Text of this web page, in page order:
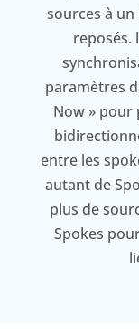
sources à
reposés.
paramètres
Now »
entre les
autant de
plus de
Spokes